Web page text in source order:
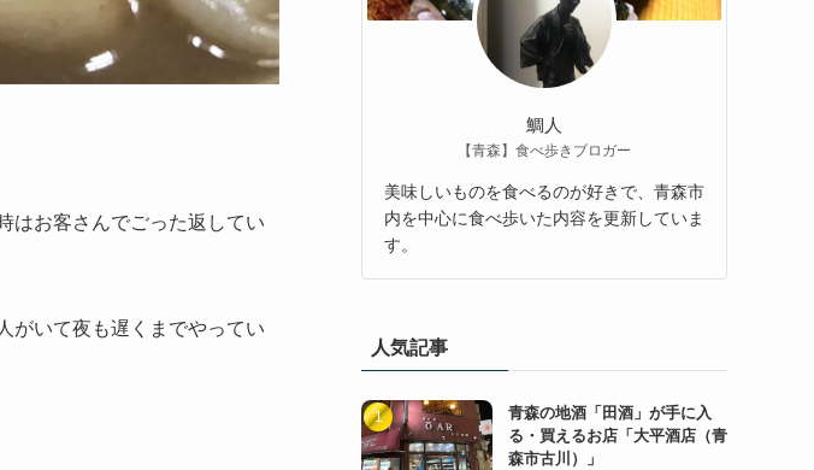
はお客さんでごった返してい
がいて夜も遅くまでやってい
鯛人
【青森】食べ歩きブロガー
美味しいものを食べるのが好きで、青森市
内を中心に食べ歩いた内容を更新していま
す。
人気記事
青森の地酒「田酒」が手に入
る・買えるお店「大平酒店（青
森市古川）」